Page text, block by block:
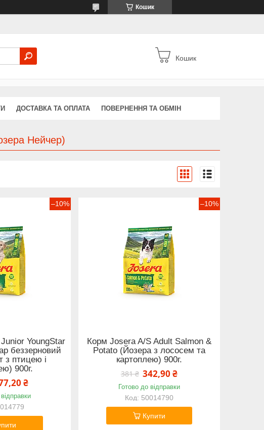
Кошик
Кошик
ДОСТАВКА ТА ОПЛАТА ПОВЕРНЕННЯ ТА ОБМІН
Нейчер)
–10%
YoungStar
беззерновий
з птицею і
900г.
₴
–10%
Корм Josera A/S Adult Salmon &
Potato (Йозера з лососем та
картоплею) 900г.
381 ₴ 342,90 ₴
Готово до відправки
50014790
Купити